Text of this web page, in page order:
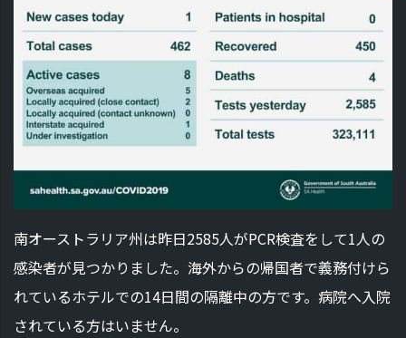
南オーストラリア州は昨日2585人がPCR検査をして1人の
感染者が見つかりました。海外からの帰国者で義務付けら
れているホテルでの14日間の隔離中の方です。病院へ入院
されている方はいません。